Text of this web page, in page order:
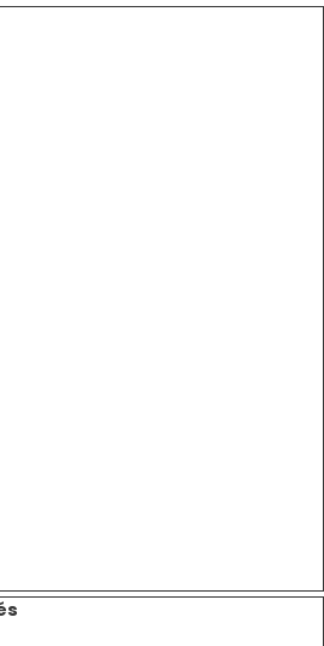
par mots clés